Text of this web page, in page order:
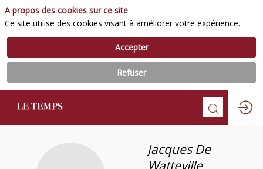
Jacques De
Watteville
A propos des cookies sur ce site
Ce site utilise des cookies visant à améliorer votre expérience.
Accepter
Refuser